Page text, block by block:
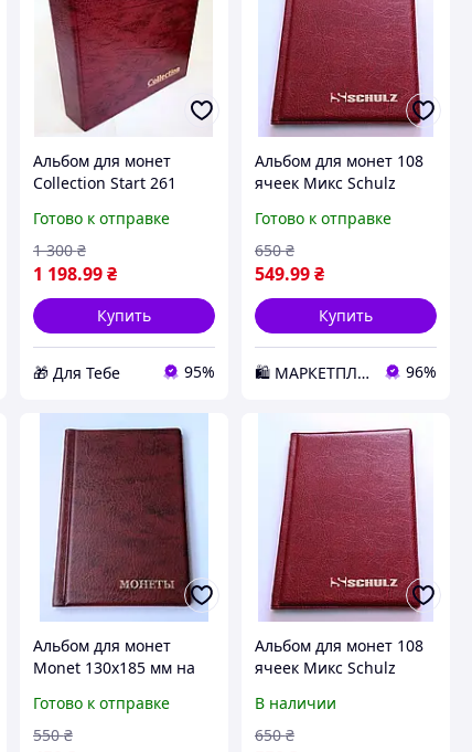
Альбом для монет
Collection Start 261
(hub_zvu79i) D5-2026
Готово к отправке
1 198.99 ₴
1 300 ₴
Купить
🎁 Для Тебе 95%
Альбом для монет 108
ячеек Микс Schulz
(hub_rxssuz) D2-2026
Готово к отправке
549.99₴
650 ₴
Купить
🛍️ МАРКЕТПЛЕЙС DMD 96%
Альбом для монет
Monet 130х185 мм на
Темно-красный
(hub_tyoyde)
Готово к отправке
550 ₴
Альбом для монет 108
ячеек Микс Schulz
(hub_rxssuz)
В наличии
650 ₴